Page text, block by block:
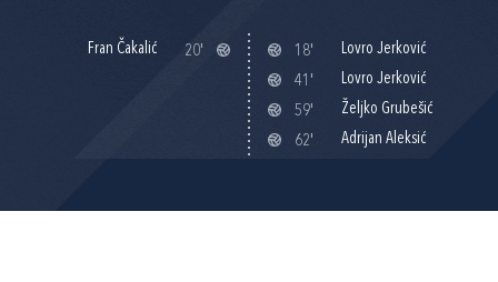
Fran Čakalić 20' 18'
Lovro Jerković
41'
Lovro Jerković
59'
Željko Grubešić
62'
Adrijan Aleksić